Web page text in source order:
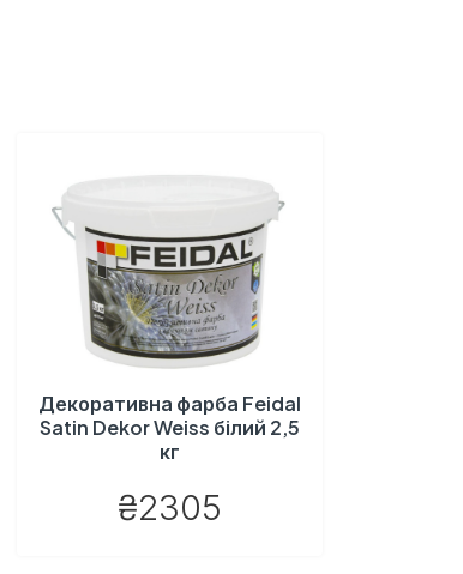
Декоративна фарба Feidal
Satin Dekor Weiss білий 2,5
кг
₴2305